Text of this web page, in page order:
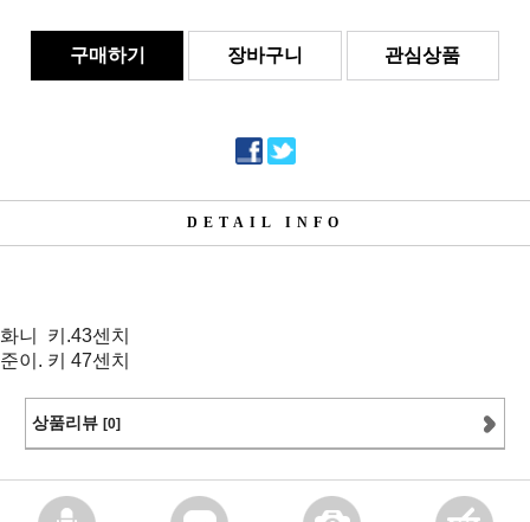
구매하기 장바구니 관심상품
DETAIL INFO
화니 키.43센치
준이. 키 47센치
상품리뷰 [0]